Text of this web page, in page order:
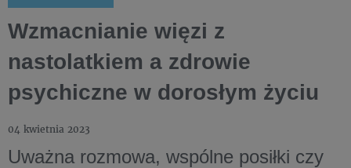
Wzmacnianie więzi z
nastolatkiem a zdrowie
psychiczne w dorosłym życiu
04 kwietnia 2023
Uważna rozmowa, wspólne posiłki czy